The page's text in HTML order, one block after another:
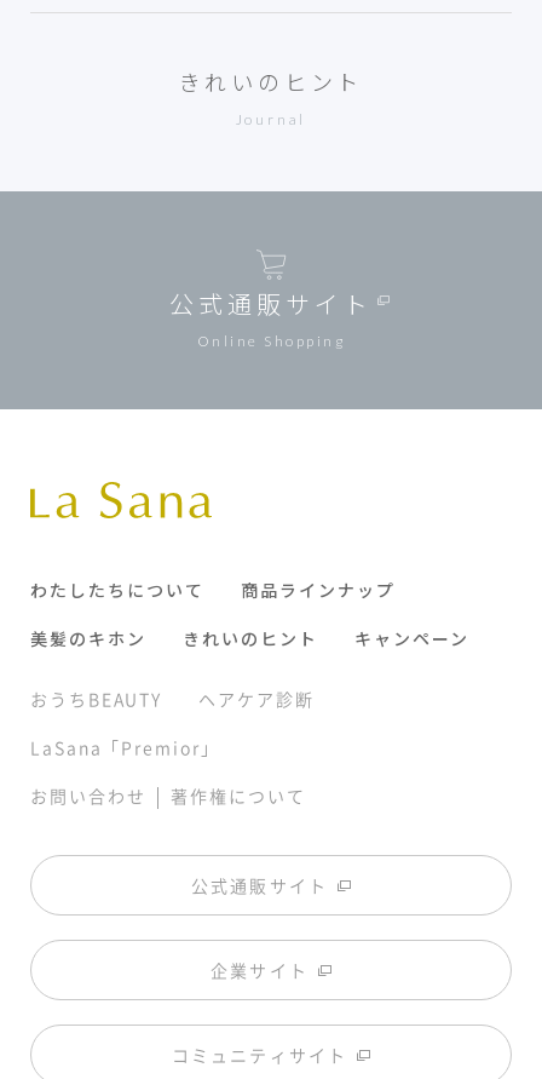
きれいのヒント
Journal
公式通販サイト
Online Shopping
わたしたちについて
商品ラインナップ
美髪のキホン
きれいのヒント キャンペーン
おうちBEAUTY
ヘアケア診断
LaSana「Premior」
お問い合わせ | 著作権について
公式通販サイト
企業サイト
コミュニティサイト